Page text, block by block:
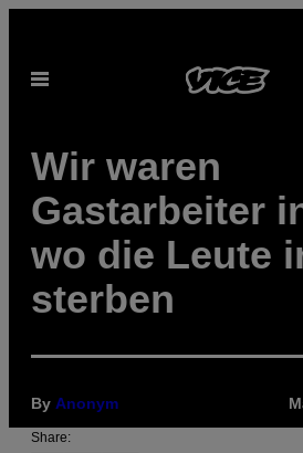
content
Open
Wir waren
Gastarbeiter
wo die Leute
sterben
By Anonym
Share: